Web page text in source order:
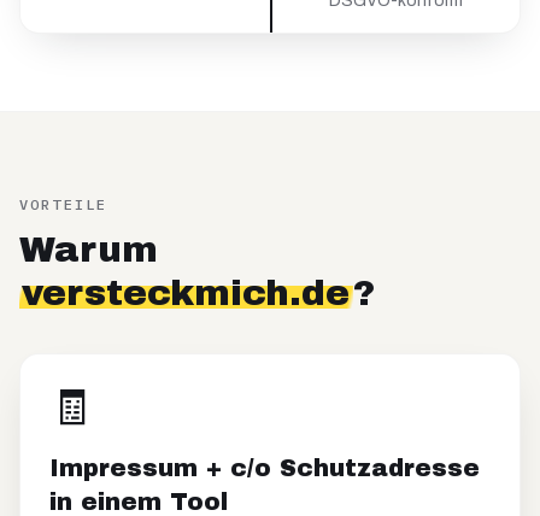
VORTEILE
Warum
versteckmich.de?
🧾
Impressum + c/o Schutzadresse
in einem Tool